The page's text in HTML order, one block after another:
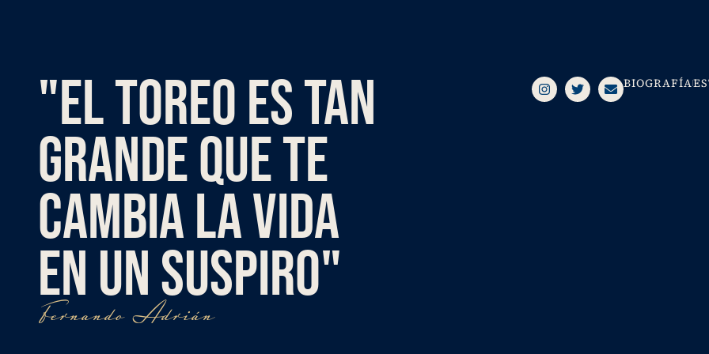
"EL TOREO ES TAN
GRANDE QUE TE
CAMBIA LA VIDA
EN UN SUSPIRO"
Fernando Adrián
BIOGRAFÍA